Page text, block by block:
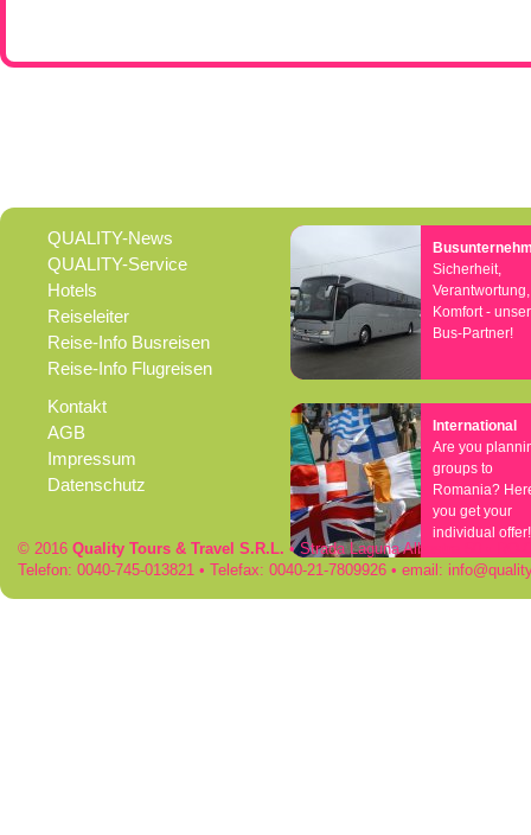
QUALITY-News
QUALITY-Service
Hotels
Reiseleiter
Reise-Info Busreisen
Reise-Info Flugreisen
Kontakt
AGB
Impressum
Datenschutz
Sicherheit,
Verantwortung,
Komfort -
Bus-Partner!
International
Are you
groups to
Romania?
you get your
individual offer!
© 2016 Quality Tours & Travel S.R.L. • Strada Laguna Albastra 50 • RO-
Telefon: 0040-745-013821 • Telefax: 0040-21-7809926 • email: info